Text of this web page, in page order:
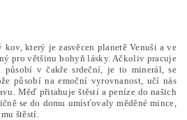
který je zasvěcen planetě Venuši a ve
pro většinu bohyň lásky. Ačkoliv pracuje
působí v čakře srdeční, je to minerál, se
působí na emoční vyrovnanost, učí nás
Měď přitahuje štěstí a peníze do našich
se do domu umísťovaly měděné mince,
štěstí.